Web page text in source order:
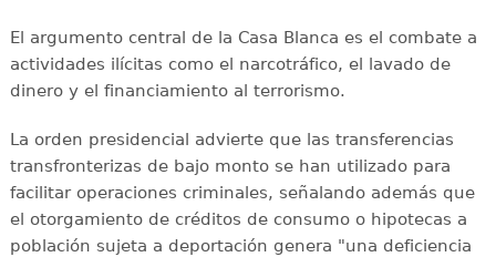
El argumento central de la Casa Blanca es el combate a
actividades ilícitas como el narcotráfico, el lavado de
dinero y el financiamiento al terrorismo.
La orden presidencial advierte que las transferencias
transfronterizas de bajo monto se han utilizado para
facilitar operaciones criminales, señalando además que
el otorgamiento de créditos de consumo o hipotecas a
población sujeta a deportación genera "una deficiencia